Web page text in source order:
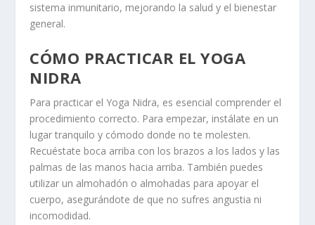
sistema inmunitario, mejorando la salud y el bienestar
general.
CÓMO PRACTICAR EL YOGA
NIDRA
Para practicar el Yoga Nidra, es esencial comprender el
procedimiento correcto. Para empezar, instálate en un
lugar tranquilo y cómodo donde no te molesten.
Recuéstate boca arriba con los brazos a los lados y las
palmas de las manos hacia arriba. También puedes
utilizar un almohadón o almohadas para apoyar el
cuerpo, asegurándote de que no sufres angustia ni
incomodidad.